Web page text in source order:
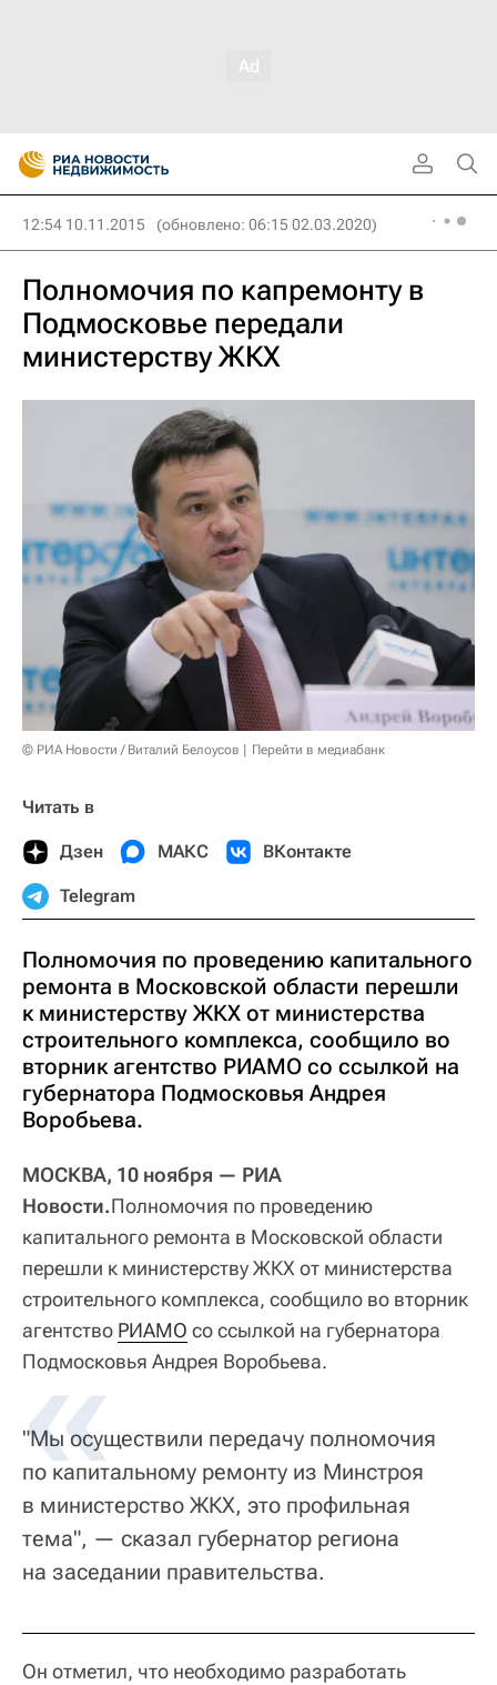
12:54 10.11.2015 (обновлено: 06:15 02.03.2020)
Полномочия по капремонту в
Подмосковье передали
министерству ЖКХ
© РИА Новости / Виталий Белоусов Перейти в медиабанк
Читать в
Дзен МАКС ВКонтакте
Telegram
Полномочия по проведению капитального
ремонта в Московской области перешли
к министерству ЖКХ от министерства
строительного комплекса, сообщило во
вторник агентство РИАМО со ссылкой на
губернатора Подмосковья Андрея
Воробьева.
МОСКВА, 10 ноября — РИА
Новости.Полномочия по проведению
капитального ремонта в Московской области
перешли к министерству ЖКХ от министерства
строительного комплекса, сообщило во вторник
агентство РИАМО со ссылкой на губернатора
Подмосковья Андрея Воробьева.
"Мы осуществили передачу полномочия
по капитальному ремонту из Минстроя
в министерство ЖКХ, это профильная
тема", — сказал губернатор региона
на заседании правительства.
Он отметил, что необходимо разработать